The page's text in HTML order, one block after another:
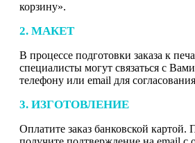
корзину».
2. МАКЕТ
В процессе подготовки заказа к
специалисты могут связаться с
телефону или email для
3. ИЗГОТОВЛЕНИЕ
Оплатите заказ банковской картой.